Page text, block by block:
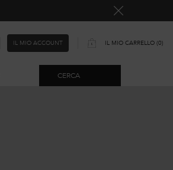
IL MIO ACCOUNT IL MIO CARRELLO 0
0 PRODOTTO
CERCA